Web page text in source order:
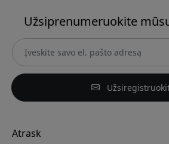
Užsiprenumeruokite
Atrask